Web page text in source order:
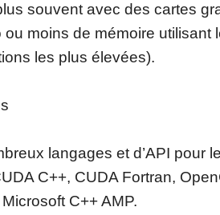
souvent avec des cartes
moins de mémoire utilisant
les plus élevées).
langages et d’API pour
C++, CUDA Fortran,
C++ AMP.